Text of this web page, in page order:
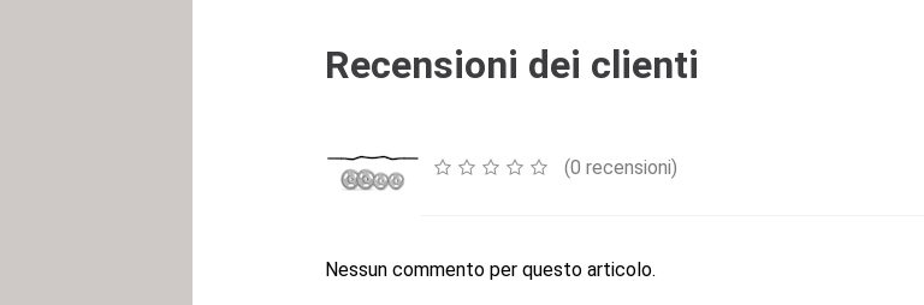
Recensioni dei clienti
(0 recensioni)
Nessun commento per questo articolo.